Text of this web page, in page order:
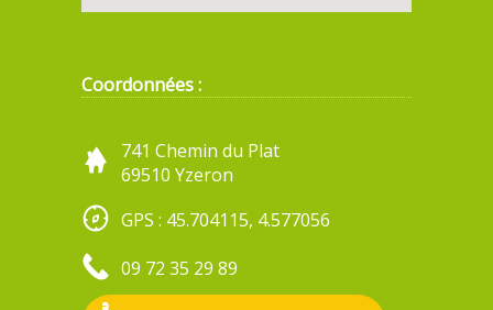
Coordonnées :
741 Chemin du Plat
69510 Yzeron
GPS : 45.704115, 4.577056
09 72 35 29 89